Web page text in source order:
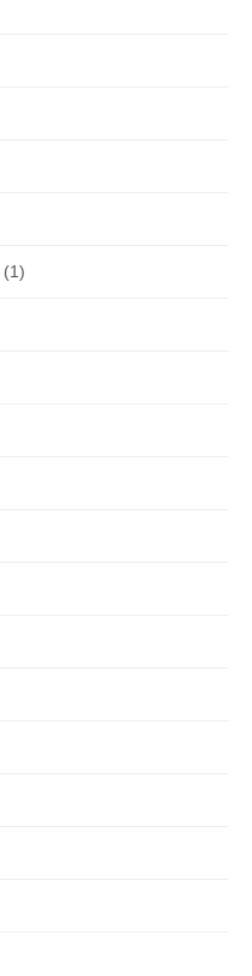
(1)